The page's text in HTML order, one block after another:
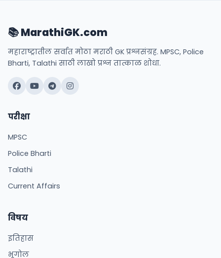
📚 MarathiGK.com
महाराष्ट्रातील सर्वात मोठा मराठी GK प्रश्नसंग्रह. MPSC, Police
Bharti, Talathi साठी लाखो प्रश्न तात्काळ शोधा.
परीक्षा
MPSC
Police Bharti
Talathi
Current Affairs
विषय
इतिहास
भूगोल